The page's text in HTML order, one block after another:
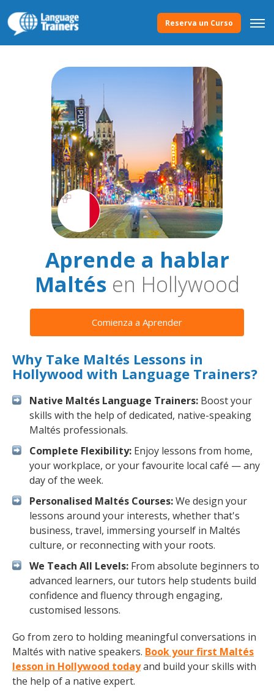
Reserva un Curso
Aprende a hablar
Maltésen Hollywood
Comienza a Aprender
Why Take Maltés Lessons in
Hollywood with Language Trainers?
Native Maltés Language Trainers: Boost your
skills with the help of dedicated, native-speaking
Maltés professionals.
Complete Flexibility: Enjoy lessons from home,
your workplace, or your favourite local café — any
day of the week.
Personalised Maltés Courses:We design your
lessons around your interests, whether that's
business, travel, immersing yourself in Maltés
culture, or reconnecting with your roots.
We Teach All Levels: From absolute beginners to
advanced learners, our tutors help students build
confidence and fluency through engaging,
customised lessons.
Go from zero to holding meaningful conversations in
Maltés with native speakers. Book your first Maltés
lesson in Hollywood todayand build your skills with
the help of a native expert.